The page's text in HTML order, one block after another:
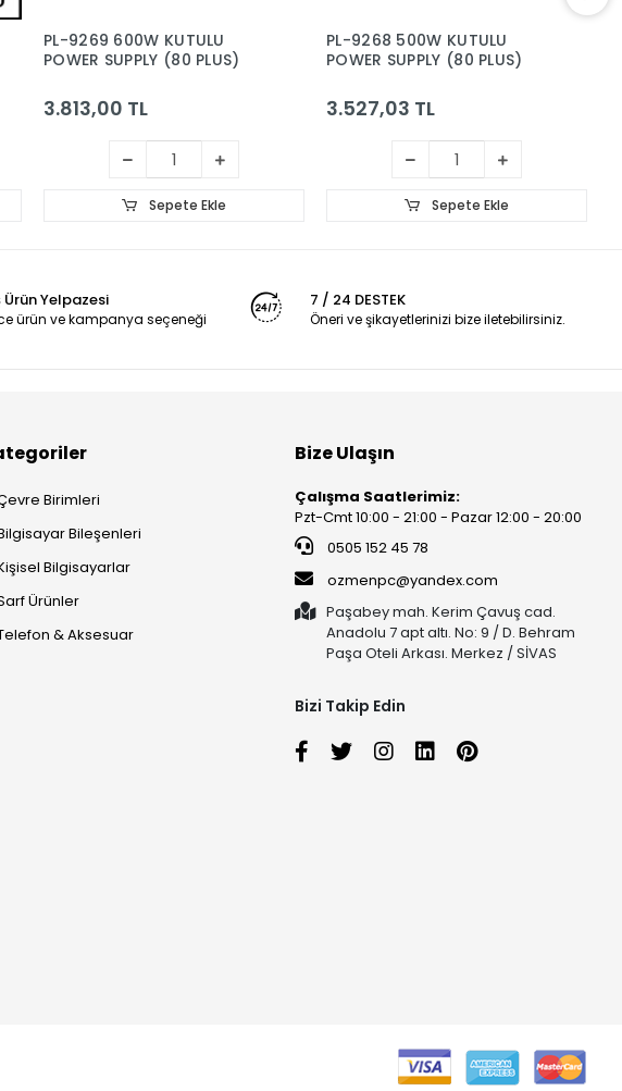
PL-9269 600W KUTULU
POWER SUPPLY (80 PLUS)
3.813,00 TL
Sepete Ekle
PL-9268 500W KUTULU
POWER SUPPLY (80 PLUS)
3.527,03 TL
Sepete Ekle
Ürün Yelpazesi
ürün ve kampanya seçeneği
7 / 24 DESTEK
Öneri ve şikayetlerinizi bize iletebilirsiniz.
Birimleri
Bileşenleri
Bilgisayarlar
Ürünler
& Aksesuar
Bize Ulaşın
Çalışma Saatlerimiz:
Pzt-Cmt 10:00 - 21:00 - Pazar 12:00 - 20:00
0505 152 45 78
ozmenpc@yandex.com
Paşabey mah. Kerim Çavuş cad.
Anadolu 7 apt altı. No: 9 / D. Behram
Paşa Oteli Arkası. Merkez / SİVAS
Bizi Takip Edin